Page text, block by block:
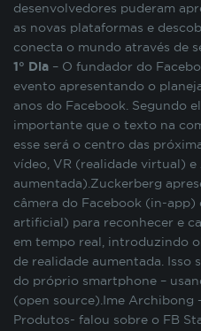
FIAP EMPRESAS
FIAP
ALUN
desenvolvedores puderam
as novas plataformas e
conecta o mundo através de
1° Dia – O fundador do
evento apresentando o
anos do Facebook. Segundo
importante que o texto na
esse será o centro das
vídeo, VR (realidade virtual) e
aumentada).Zuckerberg
câmera do Facebook (in-
artificial) para reconhecer e
em tempo real, introduzindo
de realidade aumentada. Isso
do próprio smartphone –
(open source).Ime Archibong
Produtos- falou sobre o FB
Estes cookies não
são necessários para
corretamente ou para
funcionalidades diversas.
com a realização de
preenchimento de
visitas para a medição
páginas, entre outros.
possibilidade de
configurar seu
cookies, algumas partes
funcionar.
COOKIES DE